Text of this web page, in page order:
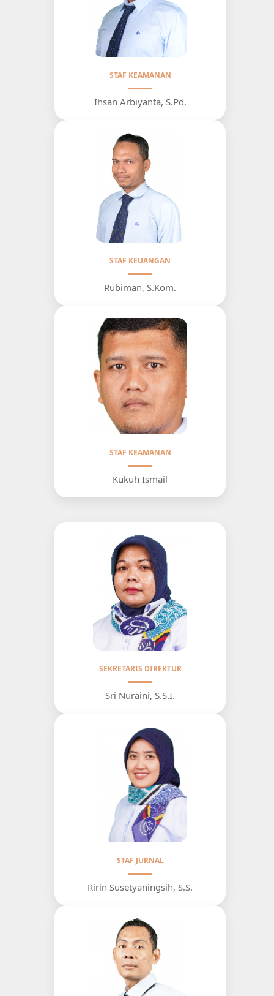
STAF KEAMANAN
Ihsan Arbiyanta, S.Pd.
STAF KEUANGAN
Rubiman, S.Kom.
STAF KEAMANAN
Kukuh Ismail
SEKRETARIS DIREKTUR
Sri Nuraini, S.S.I.
STAF JURNAL
Ririn Susetyaningsih, S.S.